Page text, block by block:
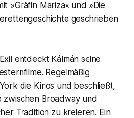
»Gräfin Mariza« und »Die
geschrieben
entdeckt Kálmán seine
Regelmäßig
die Kinos und beschließt,
zwischen Broadway und
Tradition zu kreieren. Ein